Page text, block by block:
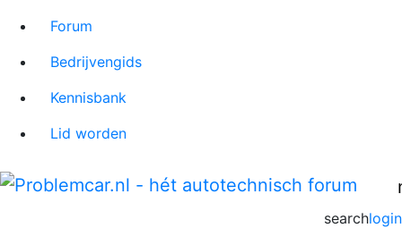
Forum
Bedrijvengids
Kennisbank
Lid worden
login
search